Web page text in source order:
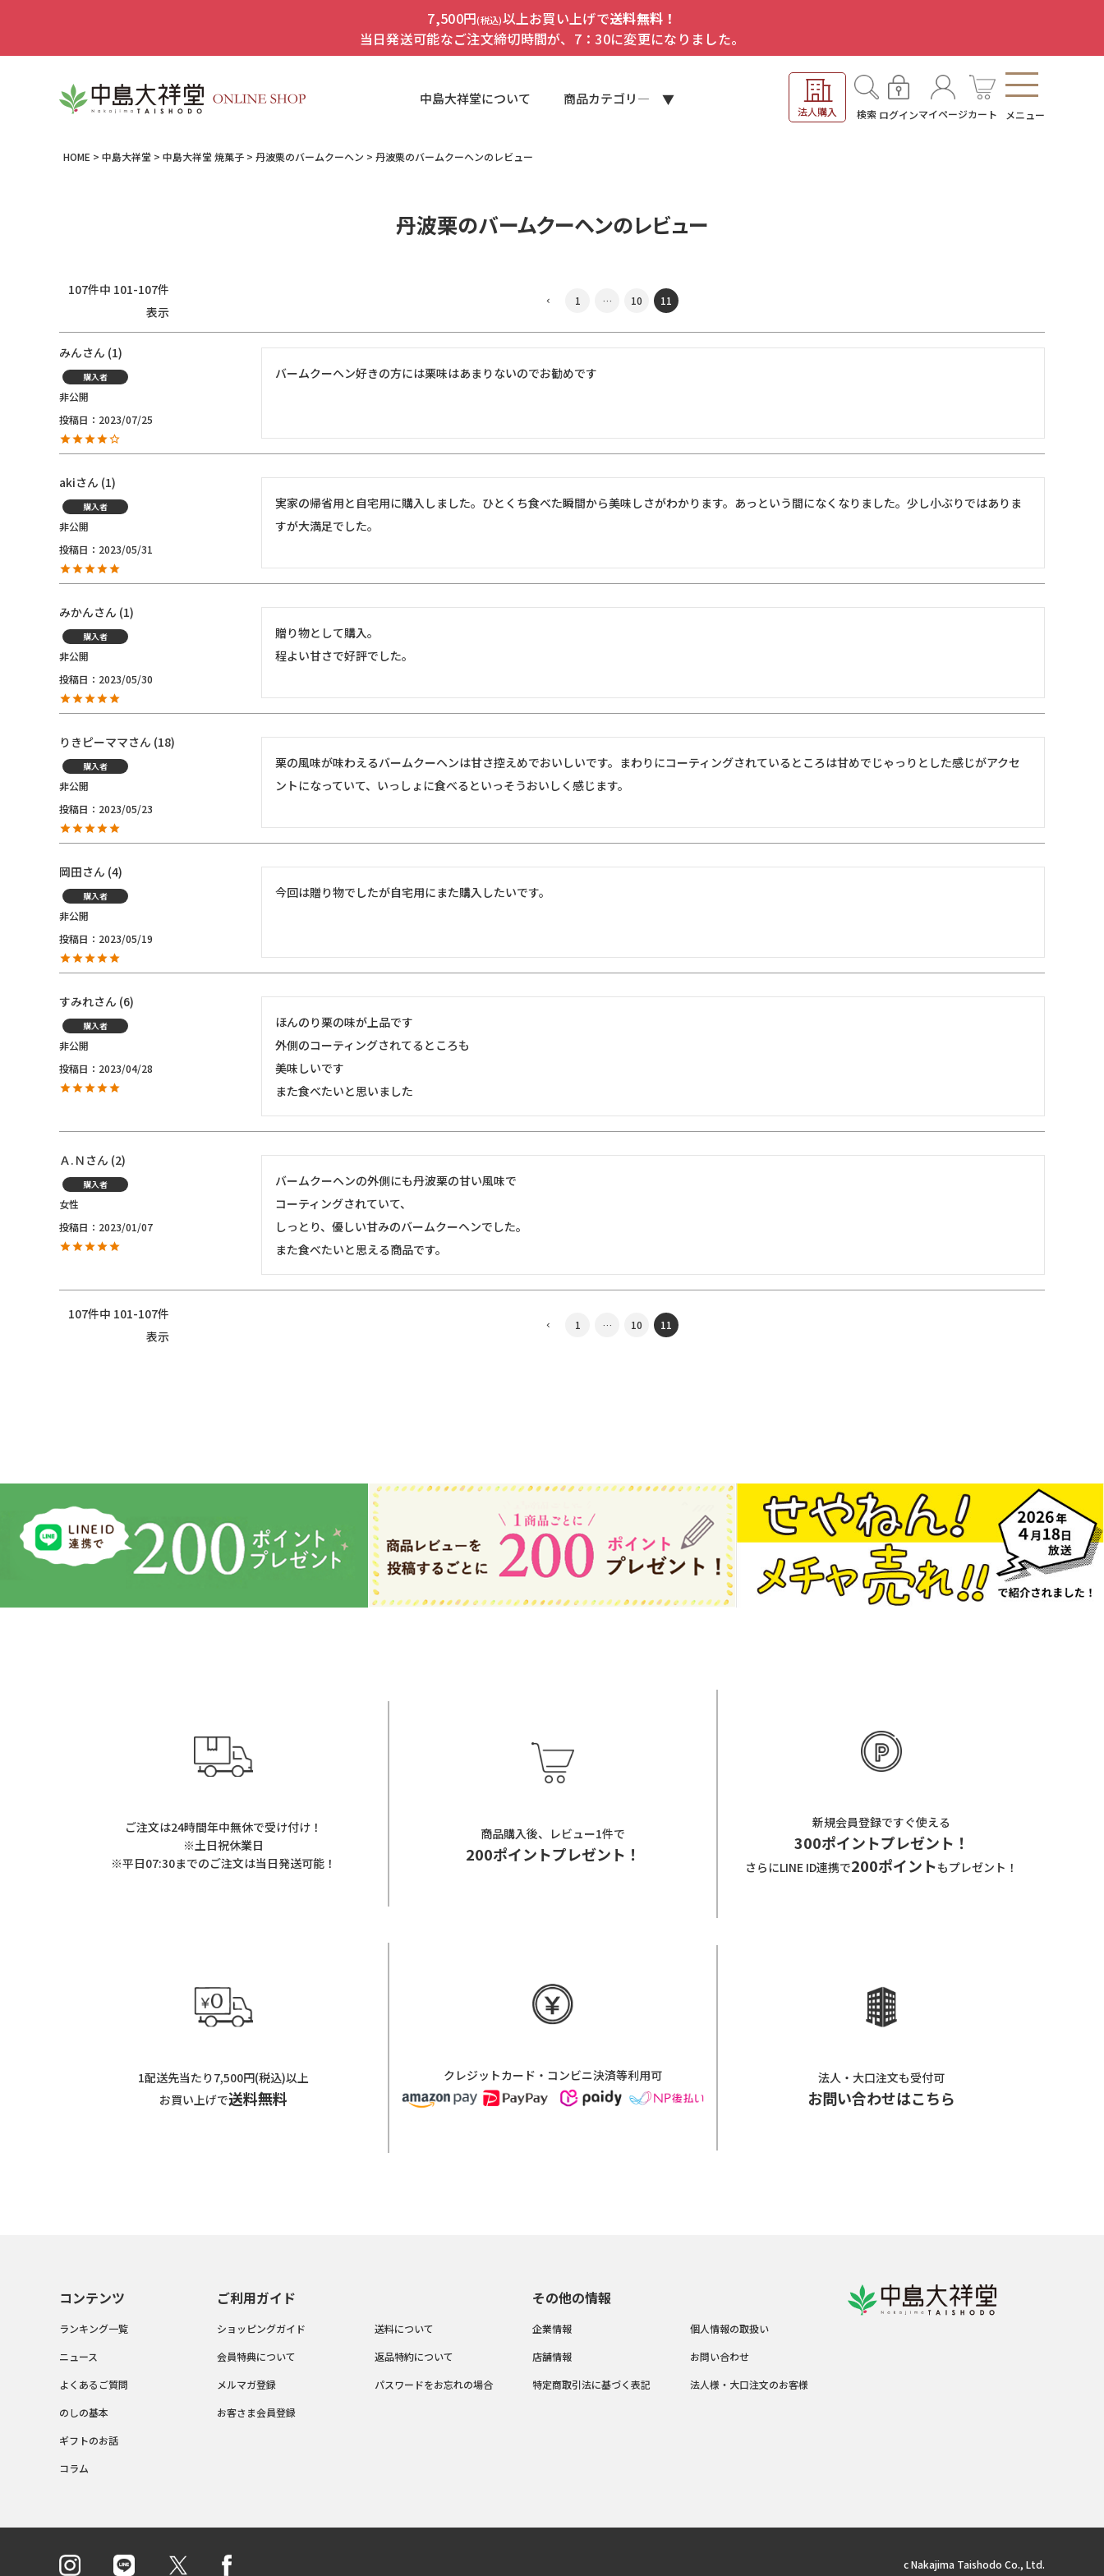
7,500円(税込)以上お買い上げで送料無料！
当日発送可能なご注文締切時間が、7：30に変更になりました。
中島大祥堂について 商品カテゴリ―
法人購入 検索 ログインマイページカート メニュー
HOME 中島大祥堂 中島大祥堂 焼菓子 丹波栗のバームクーヘン 丹波栗のバームクーヘンのレビュー
丹波栗のバームクーヘンのレビュー
107件中 101-107件
表示
1 … 10 11
みん 1
購入者
非公開
投稿日
2023/07/25
バームクーヘン好きの方には栗味はあまりないのでお勧めです
aki 1
購入者
非公開
投稿日
2023/05/31
実家の帰省用と自宅用に購入しました。ひとくち食べた瞬間から美味しさがわかります。あっという間になくなりました。少し小ぶりではありま
すが大満足でした。
みかん 1
購入者
非公開
投稿日
2023/05/30
贈り物として購入。
程よい甘さで好評でした。
りきピーママ 18
購入者
非公開
投稿日
2023/05/23
栗の風味が味わえるバームクーヘンは甘さ控えめでおいしいです。まわりにコーティングされているところは甘めでじゃっりとした感じがアクセ
ントになっていて、いっしょに食べるといっそうおいしく感じます。
岡田 4
購入者
非公開
投稿日
2023/05/19
今回は贈り物でしたが自宅用にまた購入したいです。
すみれ 6
購入者
非公開
投稿日
2023/04/28
ほんのり栗の味が上品です
外側のコーティングされてるところも
美味しいです
また食べたいと思いました
Ａ.Ｎ 2
購入者
女性
投稿日
2023/01/07
バームクーヘンの外側にも丹波栗の甘い風味で
コーティングされていて、
しっとり、優しい甘みのバームクーヘンでした。
107件中 101-107件
表示
1 … 10 11
ご注文は24時間年中無休で受け付け！
※土日祝休業日
※平日07:30までのご注文は当日発送可能！
商品購入後、レビュー1件で
200ポイントプレゼント！
新規会員登録ですぐ使える
300ポイントプレゼント！
さらにLINE ID連携で200ポイントもプレゼント！
1配送先当たり7,500円(税込)以上
お買い上げで送料無料
クレジットカード・コンビニ決済等利用可 法人・大口注文も受付可
お問い合わせはこちら
コンテンツ
ランキング一覧
ニュース
よくあるご質問
のしの基本
ギフトのお話
コラム
ご利用ガイド
ショッピングガイド
会員特典について
メルマガ登録
お客さま会員登録
送料について
返品特約について
パスワードをお忘れの場合
その他の情報
企業情報
店舗情報
特定商取引法に基づく表記
個人情報の取扱い
お問い合わせ
法人様・大口注文のお客様
c Nakajima Taishodo Co., Ltd.